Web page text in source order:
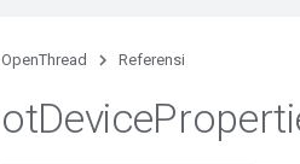
OpenThread Referensi
otDevice